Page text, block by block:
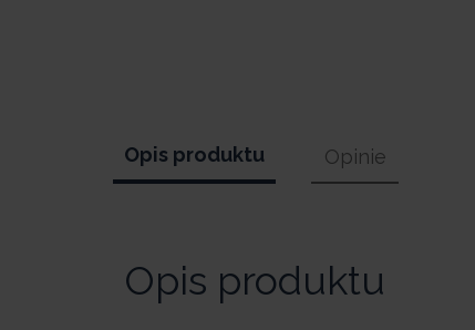
Opis produktu Opinie
Opis produktu